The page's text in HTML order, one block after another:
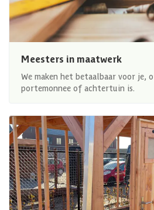
Meesters in maatwerk
We maken het betaalbaar voor je,
portemonnee of achtertuin is.